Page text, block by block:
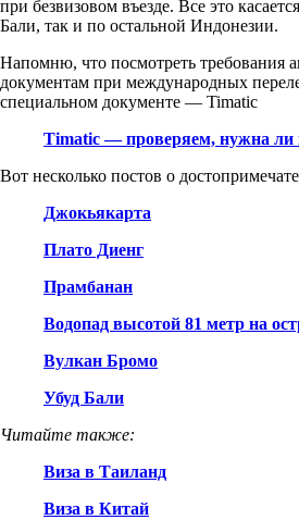
при безвизовом въезде. Все это
Бали, так и по остальной Индонезии.
Напомню, что посмотреть требования
документам при международных
специальном документе — Timatic
Timatic — проверяем, нужна ли
Вот несколько постов о
Джокьякарта
Плато Диенг
Прамбанан
Водопад высотой 81 метр на
Вулкан Бромо
Убуд Бали
Читайте также:
Виза в Таиланд
Виза в Китай